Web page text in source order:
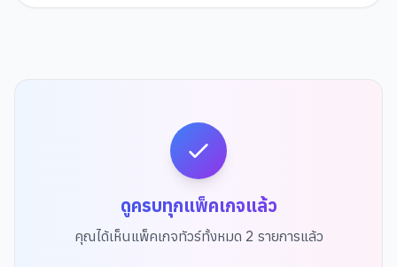
ดูครบทุกแพ็คเกจแล้ว
คุณได้เห็นแพ็คเกจทัวร์ทั้งหมด 2 รายการแล้ว